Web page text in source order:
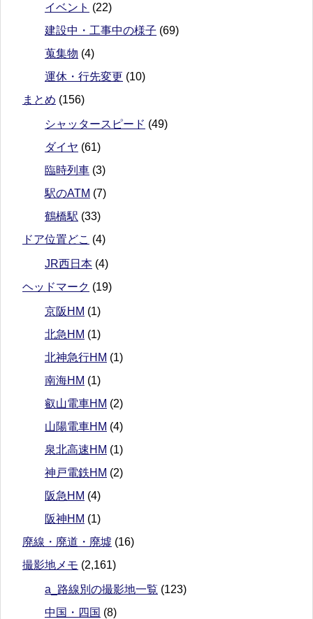
イベント (22)
建設中・工事中の様子 (69)
蒐集物 (4)
運休・行先変更 (10)
まとめ (156)
シャッタースピード (49)
ダイヤ (61)
臨時列車 (3)
駅のATM (7)
鶴橋駅 (33)
ドア位置どこ (4)
JR西日本 (4)
ヘッドマーク (19)
京阪HM (1)
北急HM (1)
北神急行HM (1)
南海HM (1)
叡山電車HM (2)
山陽電車HM (4)
泉北高速HM (1)
神戸電鉄HM (2)
阪急HM (4)
阪神HM (1)
廃線・廃道・廃墟 (16)
撮影地メモ (2,161)
a_路線別の撮影地一覧 (123)
中国・四国 (8)